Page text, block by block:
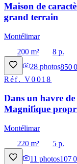
Maison de
grand terrain
Montélimar
200 m²
8 p.
28 photos850
Réf.V0018
Dans un havre
Magnifique
Montélimar
220 m²
5 p.
11 photos107